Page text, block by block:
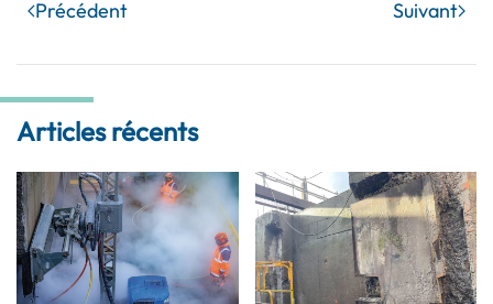
Précédent Suivant
Articles récents